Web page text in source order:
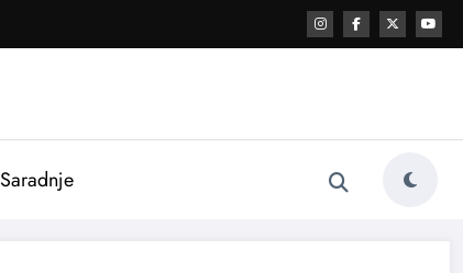
Saradnje